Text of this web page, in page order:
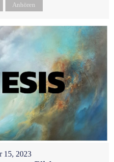
Anhören
15, 2023